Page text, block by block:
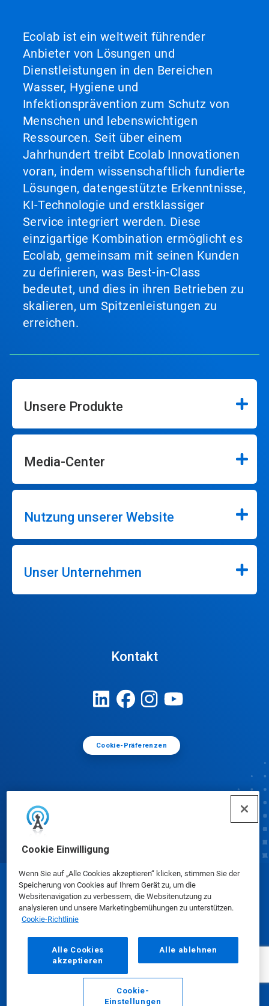
Cookie Einwilligung
Wenn Sie auf „Alle Cookies akzeptieren“ klicken, stimmen Sie der
Speicherung von Cookies auf Ihrem Gerät zu, um die
Websitenavigation zu verbessern, die Websitenutzung zu
analysieren und unsere Marketingbemühungen zu unterstützen.
Cookie-Richtlinie
Alle Cookies
akzeptieren
Alle ablehnen
Cookie-
Einstellungen
Ecolab ist ein weltweit führender
Anbieter von Lösungen und
Dienstleistungen in den Bereichen
Wasser, Hygiene und
Infektionsprävention zum Schutz von
Menschen und lebenswichtigen
Ressourcen. Seit über einem
Jahrhundert treibt Ecolab Innovationen
voran, indem wissenschaftlich fundierte
Lösungen, datengestützte Erkenntnisse,
KI-Technologie und erstklassiger
Service integriert werden. Diese
einzigartige Kombination ermöglicht es
Ecolab, gemeinsam mit seinen Kunden
zu definieren, was Best-in-Class
bedeutet, und dies in ihren Betrieben zu
skalieren, um Spitzenleistungen zu
erreichen.
Unsere Produkte
Media-Center
Nutzung unserer Website
Unser Unternehmen
Kontakt
Cookie-Präferenzen
© Ecolab Inc. 2025
Sicherheitsdatenblätter